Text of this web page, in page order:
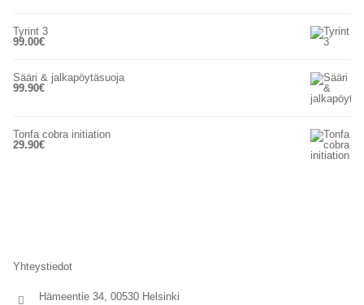
Tyrint 3
99.00€
Sääri & jalkapöytäsuoja
99.90€
Tonfa cobra initiation
29.90€
Yhteystiedot
Hämeentie 34, 00530 Helsinki